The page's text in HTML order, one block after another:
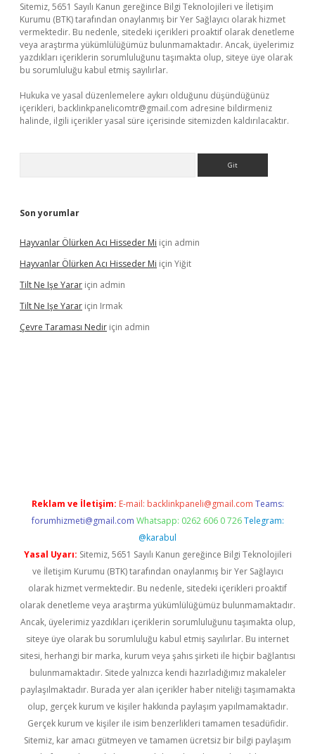
Sitemiz, 5651 Sayılı Kanun gereğince Bilgi Teknolojileri ve İletişim
Kurumu (BTK) tarafından onaylanmış bir Yer Sağlayıcı olarak hizmet
vermektedir. Bu nedenle, sitedeki içerikleri proaktif olarak denetleme
veya araştırma yükümlülüğümüz bulunmamaktadır. Ancak, üyelerimiz
yazdıkları içeriklerin sorumluluğunu taşımakta olup, siteye üye olarak
bu sorumluluğu kabul etmiş sayılırlar.
Hukuka ve yasal düzenlemelere aykırı olduğunu düşündüğünüz
içerikleri, backlinkpanelicomtr@gmail.com adresine bildirmeniz
halinde, ilgili içerikler yasal süre içerisinde sitemizden kaldırılacaktır.
Son yorumlar
Hayvanlar Ölürken Acı Hisseder Mi için admin
Hayvanlar Ölürken Acı Hisseder Mi için Yiğit
Tilt Ne Işe Yarar için admin
Tilt Ne Işe Yarar için Irmak
Çevre Taraması Nedir için admin
Reklam ve İletişim: E-mail: backlinkpaneli@gmail.com Teams:
forumhizmeti@gmail.com Whatsapp: 0262 606 0 726 Telegram:
@karabul
Yasal Uyarı: Sitemiz, 5651 Sayılı Kanun gereğince Bilgi Teknolojileri
ve İletişim Kurumu (BTK) tarafından onaylanmış bir Yer Sağlayıcı
olarak hizmet vermektedir. Bu nedenle, sitedeki içerikleri proaktif
olarak denetleme veya araştırma yükümlülüğümüz bulunmamaktadır.
Ancak, üyelerimiz yazdıkları içeriklerin sorumluluğunu taşımakta olup,
siteye üye olarak bu sorumluluğu kabul etmiş sayılırlar. Bu internet
sitesi, herhangi bir marka, kurum veya şahıs şirketi ile hiçbir bağlantısı
bulunmamaktadır. Sitede yalnızca kendi hazırladığımız makaleler
paylaşılmaktadır. Burada yer alan içerikler haber niteliği taşımamakta
olup, gerçek kurum ve kişiler hakkında paylaşım yapılmamaktadır.
Gerçek kurum ve kişiler ile isim benzerlikleri tamamen tesadüfidir.
Sitemiz, kar amacı gütmeyen ve tamamen ücretsiz bir bilgi paylaşım